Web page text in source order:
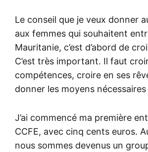
Le conseil que je veux donner
aux femmes qui souhaitent
Mauritanie, c’est d’abord de
C’est très important. Il faut
compétences, croire en ses
donner les moyens
J’ai commencé ma première
CCFE, avec cinq cents euros.
nous sommes devenus un